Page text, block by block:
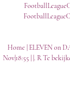
Home | ELEVEN on
Nov|18:55 | |. R Te